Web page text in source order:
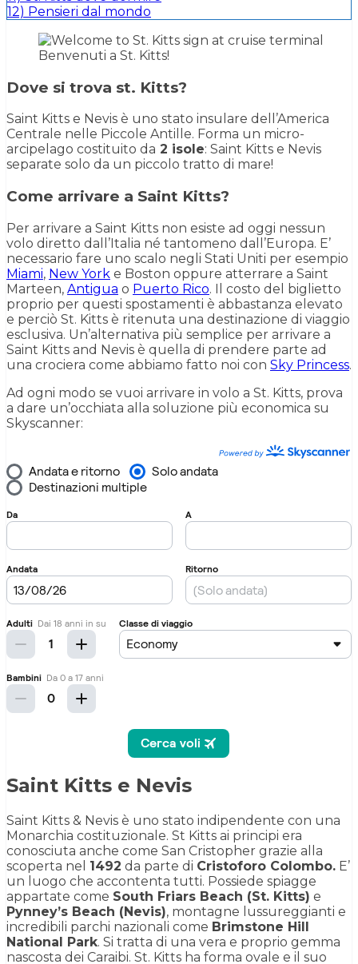
12) Pensieri dal mondo
Benvenuti a St. Kitts!
Dove si trova st. Kitts?
Saint Kitts e Nevis è uno stato insulare dell’America
Centrale nelle Piccole Antille. Forma un micro-
arcipelago costituito da 2 isole: Saint Kitts e Nevis
separate solo da un piccolo tratto di mare!
Come arrivare a Saint Kitts?
Per arrivare a Saint Kitts non esiste ad oggi nessun
volo diretto dall’Italia né tantomeno dall’Europa. E’
necessario fare uno scalo negli Stati Uniti per esempio
Miami, New York e Boston oppure atterrare a Saint
Marteen, Antigua o Puerto Rico. Il costo del biglietto
proprio per questi spostamenti è abbastanza elevato
e perciò St. Kitts è ritenuta una destinazione di viaggio
esclusiva. Un’alternativa più semplice per arrivare a
Saint Kitts and Nevis è quella di prendere parte ad
una crociera come abbiamo fatto noi con Sky Princess.
Ad ogni modo se vuoi arrivare in volo a St. Kitts, prova
a dare un’occhiata alla soluzione più economica su
Skyscanner:
Saint Kitts e Nevis
Saint Kitts & Nevis è uno stato indipendente con una
Monarchia costituzionale. St Kitts ai principi era
conosciuta anche come San Cristopher grazie alla
scoperta nel 1492 da parte di Cristoforo Colombo. E’
un luogo che accontenta tutti. Possiede spiagge
appartate come South Friars Beach (St. Kitts) e
Pynney’s Beach (Nevis), montagne lussureggianti e
incredibili parchi nazionali come Brimstone Hill
National Park. Si tratta di una vera e proprio gemma
nascosta dei Caraibi. St. Kitts ha forma ovale e il suo